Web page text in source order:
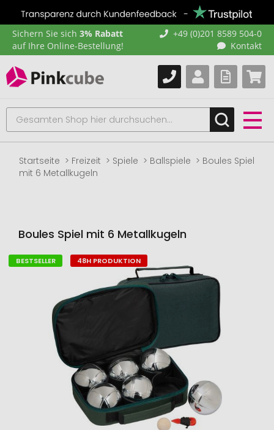
Sichern Sie sich 3% Rabatt
auf Ihre Online-Bestellung!
+49 (0)201 8589 504-0
Kontakt
Startseite Freizeit Spiele Ballspiele
Boules Spiel
mit 6 Metallkugeln
Boules Spiel mit 6 Metallkugeln
Zum
BESTSELLER 48H PRODUKTION